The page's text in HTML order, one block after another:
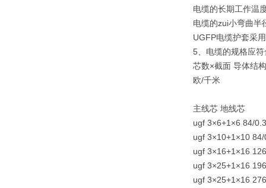
电缆的长期工作温
电缆的zui小弯曲半
UGFP电缆护套采
5、电缆的规格应
芯数×截面 导体结
欧/千米
主线芯 地线芯
ugf 3×6+1×6 84/
ugf 3×10+1×10
ugf 3×16+1×16
ugf 3×25+1×16
ugf 3×25+1×16